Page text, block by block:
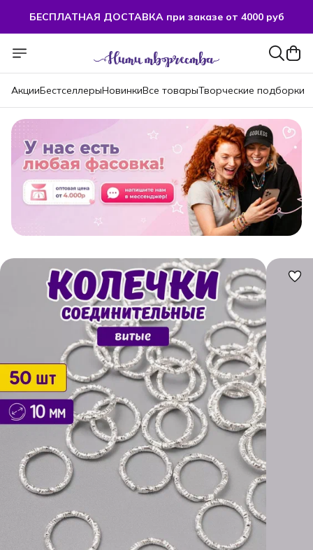
БЕСПЛАТНАЯ ДОСТАВКА при заказе от 4000 руб
БЕСПЛАТНАЯ ДОСТАВКА при заказе от 4000 руб
АкцииБестселлерыНовинкиВсе товарыТворческие подборки